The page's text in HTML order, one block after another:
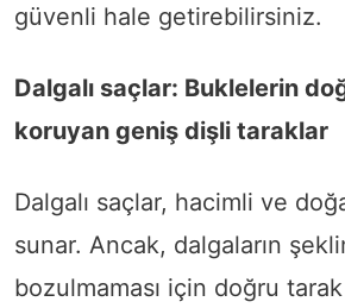
güvenli hale getirebilirsiniz.
Dalgalı saçlar: Buklelerin
koruyan geniş dişli taraklar
Dalgalı saçlar, hacimli ve
sunar. Ancak, dalgaların
bozulmaması için doğru